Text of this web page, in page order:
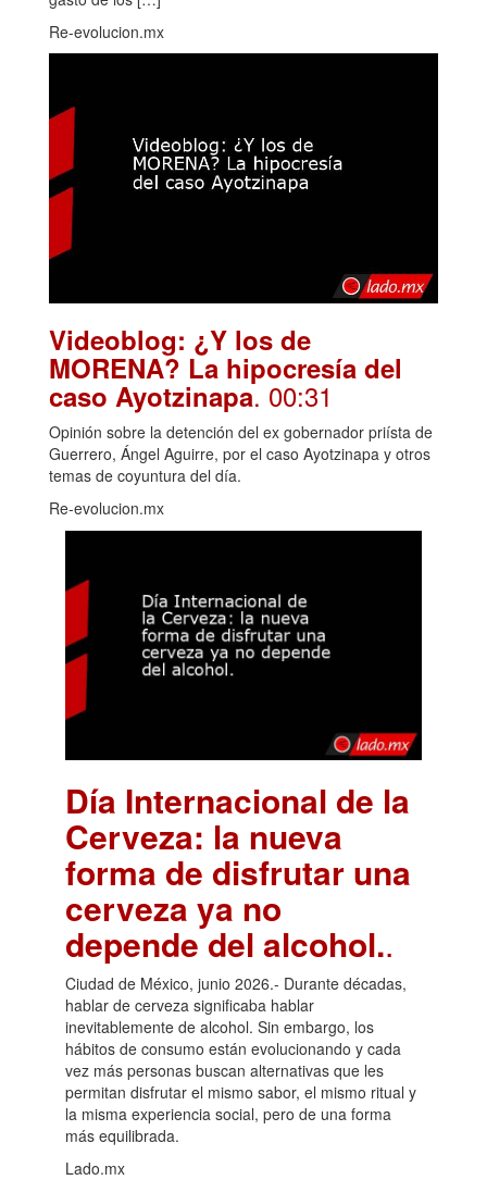
Re-evolucion.mx
Videoblog: ¿Y los de
MORENA? La hipocresía del
caso Ayotzinapa. 00:31
Opinión sobre la detención del ex gobernador priísta de
Guerrero, Ángel Aguirre, por el caso Ayotzinapa y otros
temas de coyuntura del día.
Re-evolucion.mx
Día Internacional de la
Cerveza: la nueva
forma de disfrutar una
cerveza ya no
depende del alcohol..
Ciudad de México, junio 2026.- Durante décadas,
hablar de cerveza significaba hablar
inevitablemente de alcohol. Sin embargo, los
hábitos de consumo están evolucionando y cada
vez más personas buscan alternativas que les
permitan disfrutar el mismo sabor, el mismo ritual y
la misma experiencia social, pero de una forma
más equilibrada.
Lado.mx